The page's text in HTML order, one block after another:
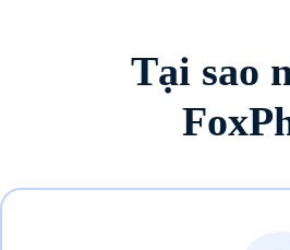
Tại sao